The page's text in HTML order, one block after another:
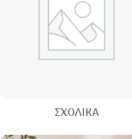
ΣΧΟΛΙΚΆ